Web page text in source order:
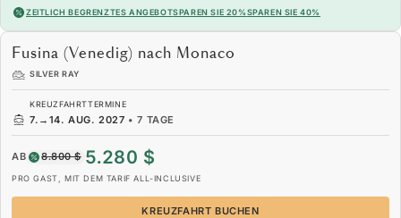
ZEITLICH BEGRENZTES ANGEBOTSPAREN SIE 20%SPAREN SIE 40%
Fusina (Venedig) nach Monaco
SILVER RAY
KREUZFAHRTTERMINE
7. → 14. AUG. 2027 •7 TAGE
AB 8.800 $ 5.280 $
PRO GAST, MIT DEM TARIF ALL-INCLUSIVE
KREUZFAHRT BUCHEN